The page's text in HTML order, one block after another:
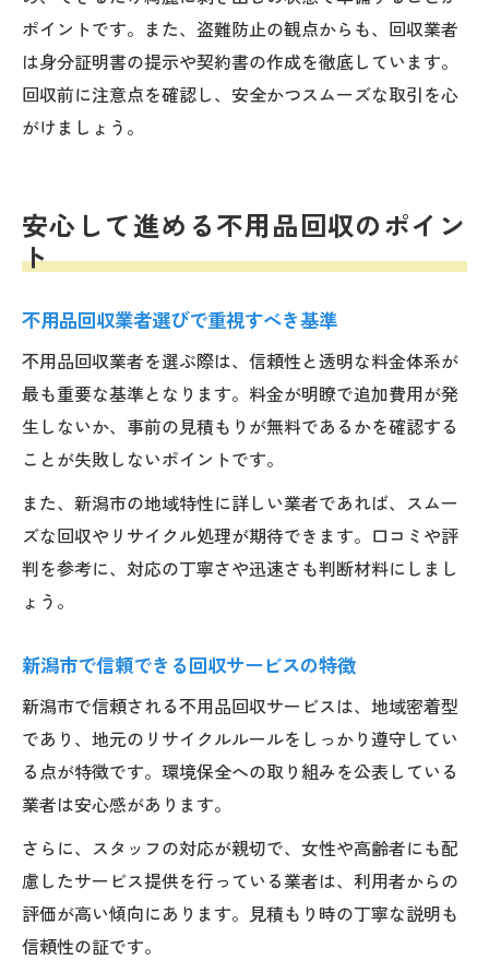
ポイントです。また、盗難防止の観点からも、回収業者
は身分証明書の提示や契約書の作成を徹底しています。
回収前に注意点を確認し、安全かつスムーズな取引を心
がけましょう。
安心して進める不用品回収のポイン
ト
不用品回収業者選びで重視すべき基準
不用品回収業者を選ぶ際は、信頼性と透明な料金体系が
最も重要な基準となります。料金が明瞭で追加費用が発
生しないか、事前の見積もりが無料であるかを確認する
ことが失敗しないポイントです。
また、新潟市の地域特性に詳しい業者であれば、スムー
ズな回収やリサイクル処理が期待できます。口コミや評
判を参考に、対応の丁寧さや迅速さも判断材料にしまし
ょう。
新潟市で信頼できる回収サービスの特徴
新潟市で信頼される不用品回収サービスは、地域密着型
であり、地元のリサイクルルールをしっかり遵守してい
る点が特徴です。環境保全への取り組みを公表している
業者は安心感があります。
さらに、スタッフの対応が親切で、女性や高齢者にも配
慮したサービス提供を行っている業者は、利用者からの
評価が高い傾向にあります。見積もり時の丁寧な説明も
信頼性の証です。